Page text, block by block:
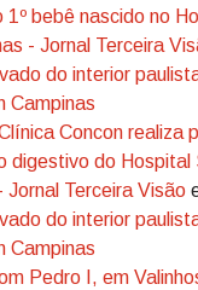
1º bebê nascido no
- Jornal Terceira
do interior
Campinas
Concon realiza
digestivo do Hospital
Jornal Terceira Visão
do interior
Campinas
Pedro I, em